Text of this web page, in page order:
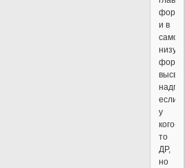
форум
и в
самом
низу
если
у
кого-
то
ДР,
но